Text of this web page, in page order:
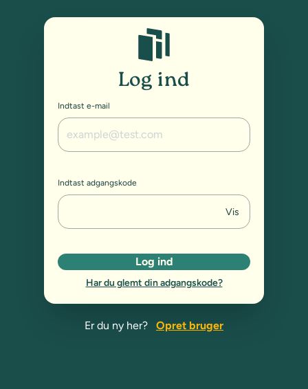
Log ind
Indtast e-mail
Indtast adgangskode
Vis
Log ind
Har du glemt din adgangskode?
Er du ny her? Opret bruger